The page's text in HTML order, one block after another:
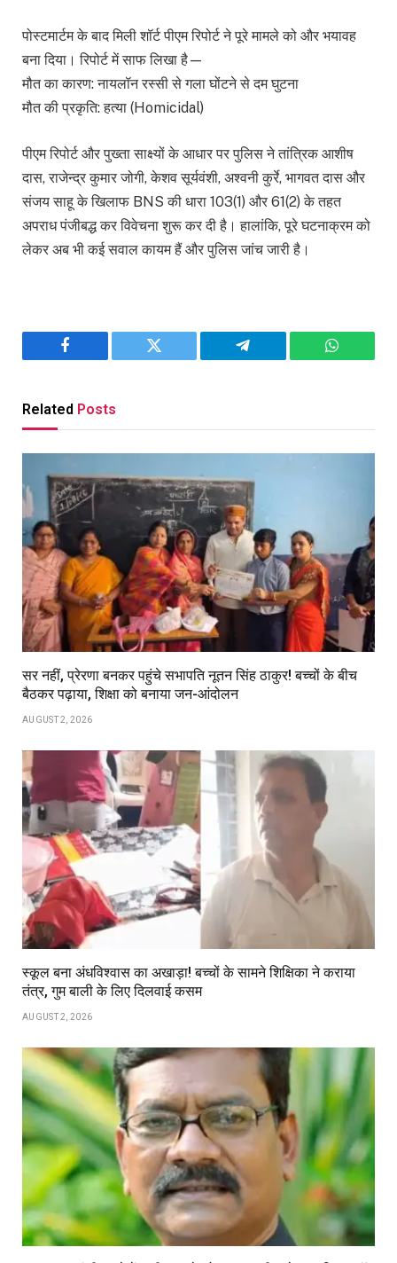
पोस्टमार्टम के बाद मिली शॉर्ट पीएम रिपोर्ट ने पूरे मामले को और भयावह
बना दिया। रिपोर्ट में साफ लिखा है—
मौत का कारण: नायलॉन रस्सी से गला घोंटने से दम घुटना
मौत की प्रकृति: हत्या (Homicidal)
पीएम रिपोर्ट और पुख्ता साक्ष्यों के आधार पर पुलिस ने तांत्रिक आशीष
दास, राजेन्द्र कुमार जोगी, केशव सूर्यवंशी, अश्वनी कुर्रे, भागवत दास और
संजय साहू के खिलाफ BNS की धारा 103(1) और 61(2) के तहत
अपराध पंजीबद्ध कर विवेचना शुरू कर दी है। हालांकि, पूरे घटनाक्रम को
लेकर अब भी कई सवाल कायम हैं और पुलिस जांच जारी है।
Facebook Twitter Telegram
Related Posts
सर नहीं, प्रेरणा बनकर पहुंचे सभापति नूतन सिंह ठाकुर! बच्चों के बीच
बैठकर पढ़ाया, शिक्षा को बनाया जन-आंदोलन
AUGUST 2, 2026
स्कूल बना अंधविश्वास का अखाड़ा! बच्चों के सामने शिक्षिका ने कराया
तंत्र, गुम बाली के लिए दिलवाई कसम
AUGUST 2, 2026